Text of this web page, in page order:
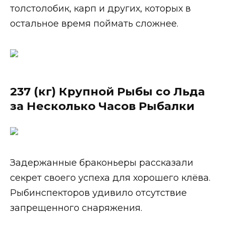
толстолобик, карп и других, которых в
остальное время поймать сложнее.
237 (кг) Крупной Рыбы со Льда
за Несколько Часов Рыбалки
Задержанные браконьеры рассказали
секрет своего успеха для хорошего клёва.
Рыбинспекторов удивило отсутствие
запрещенного снаряжения.